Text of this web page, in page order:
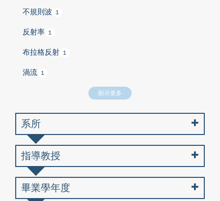
不規則波 1
反射率 1
布拉格反射 1
渦流 1
顯示更多
系所
指導教授
畢業學年度